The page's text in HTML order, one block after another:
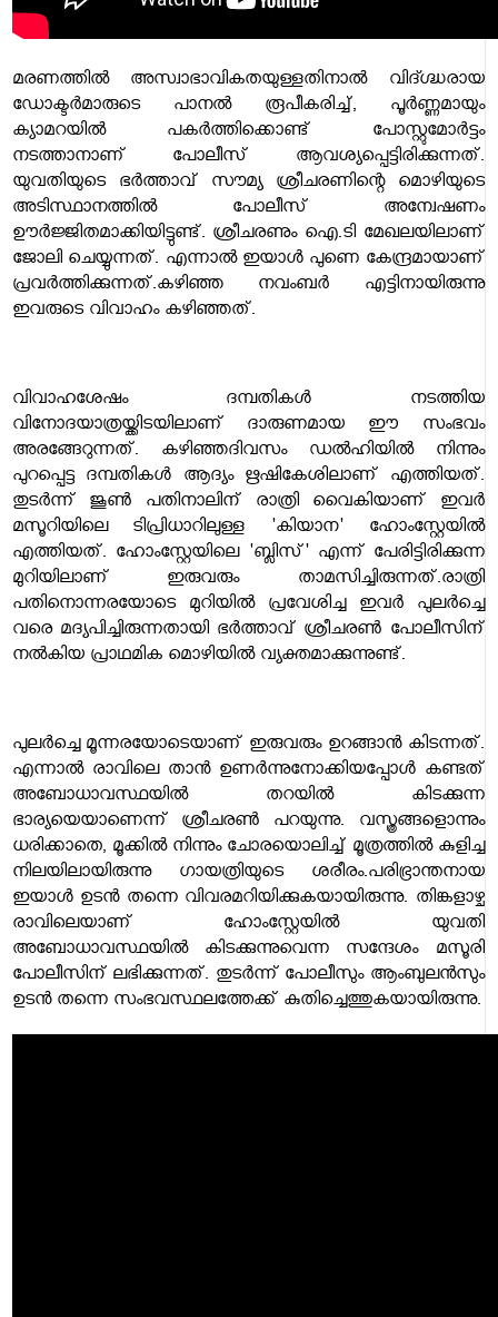
മരണത്തില്‍ അസ്വാഭാവികതയുള്ളതിനാല്‍ വിദ്ഗ്ദ്ധരായ
ഡോക്ടര്‍മാരുടെ പാനല്‍ രൂപീകരിച്ച്, പൂര്‍ണ്ണമായും
ക്യാമറയില്‍ പകര്‍ത്തിക്കൊണ്ട് പോസ്റ്റുമോര്‍ട്ടം
നടത്താനാണ് പോലീസ് ആവശ്യപ്പെട്ടിരിക്കുന്നത്.
യുവതിയുടെ ഭര്‍ത്താവ് സൗമ്യ ശ്രീചരണിന്റെ മൊഴിയുടെ
അടിസ്ഥാനത്തില്‍ പോലീസ് അന്വേഷണം
ഊര്‍ജ്ജിതമാക്കിയിട്ടുണ്ട്. ശ്രീചരണും ഐ.ടി മേഖലയിലാണ്
ജോലി ചെയ്യുന്നത്. എന്നാല്‍ ഇയാള്‍ പുണെ കേന്ദ്രമായാണ്
പ്രവര്‍ത്തിക്കുന്നത്.കഴിഞ്ഞ നവംബര്‍ എട്ടിനായിരുന്നു
ഇവരുടെ വിവാഹം കഴിഞ്ഞത്.
വിവാഹശേഷം ദമ്പതികള്‍ നടത്തിയ
വിനോദയാത്രയ്ക്കിടയിലാണ് ദാരുണമായ ഈ സംഭവം
അരങ്ങേറുന്നത്. കഴിഞ്ഞദിവസം ഡല്‍ഹിയില്‍ നിന്നും
പുറപ്പെട്ട ദമ്പതികള്‍ ആദ്യം ഋഷികേശിലാണ് എത്തിയത്.
തുടര്‍ന്ന് ജൂണ്‍ പതിനാലിന് രാത്രി വൈകിയാണ് ഇവര്‍
മസൂറിയിലെ ടിപ്രിധാറിലുള്ള 'കിയാന' ഹോംസ്റ്റേയില്‍
എത്തിയത്. ഹോംസ്റ്റേയിലെ 'ബ്ലിസ്' എന്ന് പേരിട്ടിരിക്കുന്ന
മുറിയിലാണ് ഇരുവരും താമസിച്ചിരുന്നത്.രാത്രി
പതിനൊന്നരയോടെ മുറിയില്‍ പ്രവേശിച്ച ഇവര്‍ പുലര്‍ച്ചെ
വരെ മദ്യപിച്ചിരുന്നതായി ഭര്‍ത്താവ് ശ്രീചരണ്‍ പോലീസിന്
നല്‍കിയ പ്രാഥമിക മൊഴിയില്‍ വ്യക്തമാക്കുന്നുണ്ട്.
പുലര്‍ച്ചെ മൂന്നരയോടെയാണ് ഇരുവരും ഉറങ്ങാന്‍ കിടന്നത്.
എന്നാല്‍ രാവിലെ താന്‍ ഉണര്‍ന്നുനോക്കിയപ്പോള്‍ കണ്ടത്
അബോധാവസ്ഥയില്‍ തറയില്‍ കിടക്കുന്ന
ഭാര്യയെയാണെന്ന് ശ്രീചരണ്‍ പറയുന്നു. വസ്ത്രങ്ങളൊന്നും
ധരിക്കാതെ, മൂക്കില്‍ നിന്നും ചോരയൊലിച്ച് മൂത്രത്തില്‍ കുളിച്ച
നിലയിലായിരുന്നു ഗായത്രിയുടെ ശരീരം.പരിഭ്രാന്തനായ
ഇയാള്‍ ഉടന്‍ തന്നെ വിവരമറിയിക്കുകയായിരുന്നു. തിങ്കളാഴ്ച
രാവിലെയാണ് ഹോംസ്റ്റേയില്‍ യുവതി
അബോധാവസ്ഥയില്‍ കിടക്കുന്നുവെന്ന സന്ദേശം മസൂരി
പോലീസിന് ലഭിക്കുന്നത്. തുടര്‍ന്ന് പോലീസും ആംബുലന്‍സും
ഉടന്‍ തന്നെ സംഭവസ്ഥലത്തേക്ക് കുതിച്ചെത്തുകയായിരുന്നു.